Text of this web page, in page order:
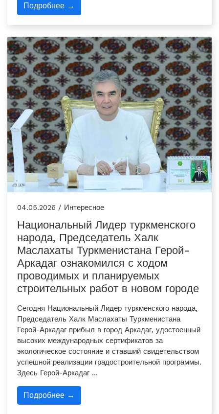
Подробнее →
04.05.2026 / Интересное
Национальный Лидер туркменского
народа, Председатель Халк
Маслахаты Туркменистана Герой-
Аркадаг ознакомился с ходом
проводимых и планируемых
строительных работ в новом городе
Сегодня Национальный Лидер туркменского народа,
Председатель Халк Маслахаты Туркменистана
Герой-Аркадаг прибыл в город Аркадаг, удостоенный
высоких международных сертификатов за
экологическое состояние и ставший свидетельством
успешной реализации градостроительной программы.
Здесь Герой-Аркадаг …
Подробнее →